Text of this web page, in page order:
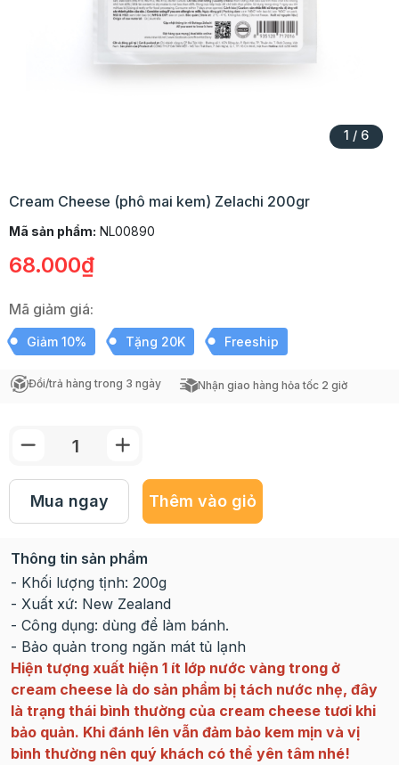
1 / 6
Cream Cheese (phô mai kem) Zelachi 200gr
Mã sản phẩm: NL00890
68.000₫
Mã giảm giá:
Giảm 10% Tặng 20K Freeship
Đổi/trả hàng trong 3 ngày Nhận giao hàng hỏa tốc 2 giờ
Mua ngay Thêm vào giỏ
Thông tin sản phẩm
- Khối lượng tịnh: 200g
- Xuất xứ: New Zealand
- Công dụng: dùng để làm bánh.
- Bảo quản trong ngăn mát tủ lạnh
Hiện tượng xuất hiện 1 ít lớp nước vàng trong ở
cream cheese là do sản phẩm bị tách nước nhẹ, đây
là trạng thái bình thường của cream cheese tươi khi
bảo quản. Khi đánh lên vẫn đảm bảo kem mịn và vị
bình thường nên quý khách có thể yên tâm nhé!